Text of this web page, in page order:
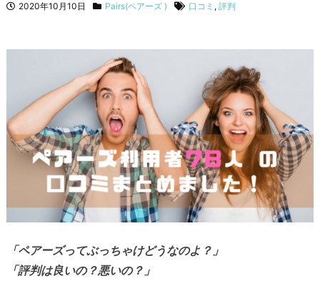
2020年10月10日 Pairs(ペアーズ ) 口コミ , 評判
「ペアーズってぶっちゃけどうなのよ？」
「評判は良いの？悪いの？」